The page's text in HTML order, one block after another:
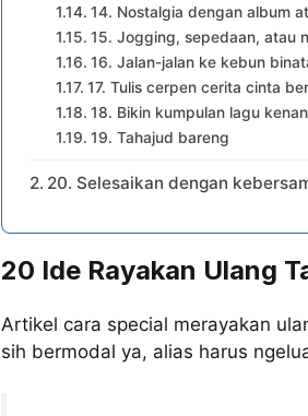
14. Nostalgia dengan album
15. Jogging, sepedaan, atau
16. Jalan-jalan ke kebun
17. Tulis cerpen cerita cinta
18. Bikin kumpulan lagu
19. Tahajud bareng
20. Selesaikan dengan
20 Ide Rayakan Ulang
Artikel cara special merayakan
sih bermodal ya, alias harus